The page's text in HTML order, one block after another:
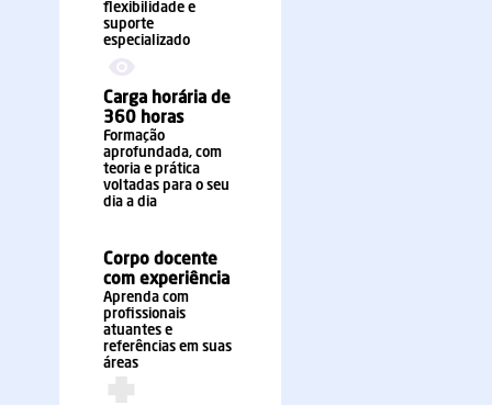
flexibilidade e
suporte
especializado
Carga horária de
360 horas
Formação
aprofundada, com
teoria e prática
voltadas para o seu
dia a dia
Corpo docente
com experiência
Aprenda com
profissionais
atuantes e
referências em suas
áreas